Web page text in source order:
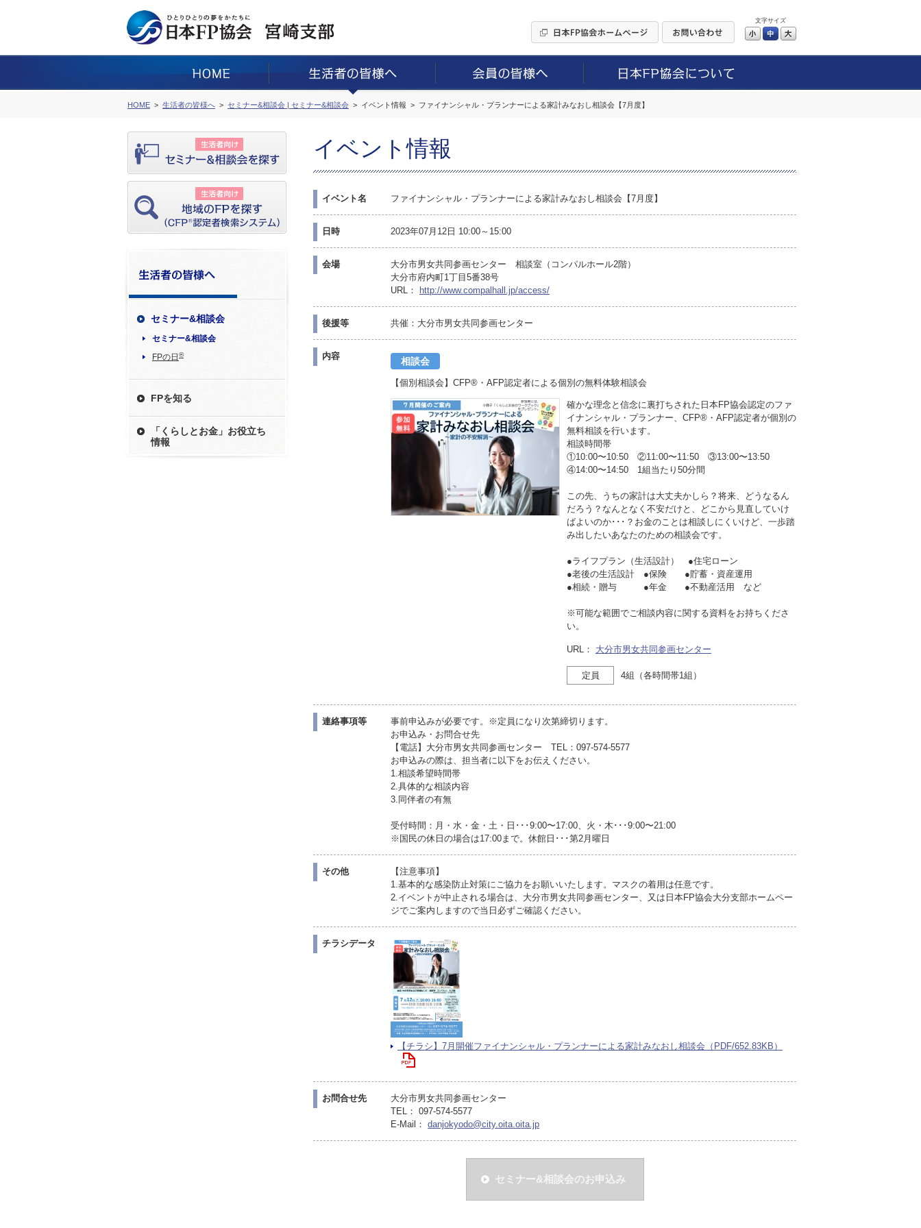
文字サイズ
小 中
HOME 生活者の皆様へ セミナー&相談会 | セミナー&相談会 イベント情報 ファイナンシャル・プランナーによる家計みなおし相談会【7月度】
セミナー&相談会
セミナー&相談会
FPの日 ®
FPを知る
「くらしとお金」お役立ち
情報
イベント情報
イベント名 ファイナンシャル・プランナーによる家計みなおし相談会【7月度】
日時 2023年07月12日 10:00～15:00
会場
大分市男女共同参画センター 相談室（コンパルホール2階）
大分市府内町1丁目5番38号
URL：
http://www.compalhall.jp/access/
後援等 共催：大分市男女共同参画センター
内容 相談会
【個別相談会】CFP®・AFP認定者による個別の無料体験相談会
確かな理念と信念に裏打ちされた日本FP協会認定のファ
イナンシャル・プランナー、CFP®・AFP認定者が個別の
無料相談を行います。
相談時間帯
①10:00〜10:50 ②11:00〜11:50 ③13:00〜13:50
④14:00〜14:50 1組当たり50分間
この先、うちの家計は大丈夫かしら？将来、どうなるん
だろう？なんとなく不安だけと、どこから見直していけ
ばよいのか･･･？お金のことは相談しにくいけど、一歩踏
み出したいあなたのための相談会です。
●ライフプラン（生活設計） ●住宅ローン
●老後の生活設計 ●保険 ●貯蓄・資産運用
●相続・贈与 ●年金 ●不動産活用 など
※可能な範囲でご相談内容に関する資料をお持ちくださ
い。
URL： 大分市男女共同参画センター
定員 4組（各時間帯1組）
連絡事項等
事前申込みが必要です。※定員になり次第締切ります。
お申込み・お問合せ先
【電話】大分市男女共同参画センター TEL：097-574-5577
お申込みの際は、担当者に以下をお伝えください。
1.相談希望時間帯
2.具体的な相談内容
3.同伴者の有無
受付時間：月・水・金・土・日･･･9:00〜17:00、火・木･･･9:00〜21:00
※国民の休日の場合は17:00まで。休館日･･･第2月曜日
その他
【注意事項】
1.基本的な感染防止対策にご協力をお願いいたします。マスクの着用は任意です。
2.イベントが中止される場合は、大分市男女共同参画センター、又は日本FP協会大分支部ホームペー
ジでご案内しますので当日必ずご確認ください。
チラシデータ
【チラシ】7月開催ファイナンシャル・プランナーによる家計みなおし相談会（PDF/652.83KB）
お問合せ先
大分市男女共同参画センター
TEL： 097-574-5577
E-Mail： danjokyodo@city.oita.oita.jp
セミナー&相談会のお申込み